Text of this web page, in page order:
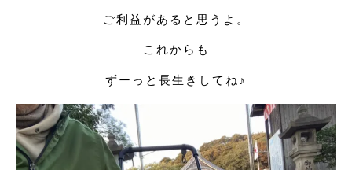
ご利益があると思うよ。
これからも
ずーっと長生きしてね♪